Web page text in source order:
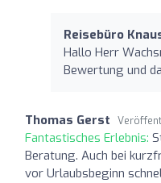
Reisebüro
Hallo Herr
Bewertung und
Thomas Gerst
Fantastisches Erlebnis:
Beratung. Auch bei
vor Urlaubsbeginn